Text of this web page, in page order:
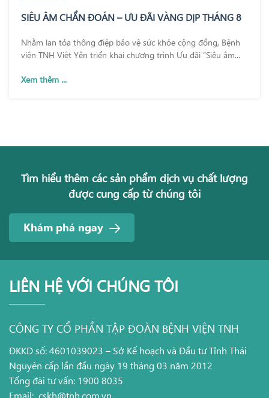
SIÊU ÂM CHẨN ĐOÁN – ƯU ĐÃI VÀNG DỊP THÁNG 8
Nhằm lan tỏa thông điệp bảo vệ sức khỏe cộng đồng, Bệnh
viện TNH Việt Yên triển khai chương trình Ưu đãi “Siêu âm...
Xem thêm ...
Tìm hiểu thêm các sản phẩm dịch vụ chất lượng
được cung cấp từ chúng tôi
Khám phá ngay
LIÊN HỆ VỚI CHÚNG TÔI
CÔNG TY CỔ PHẦN TẬP ĐOÀN BỆNH VIỆN TNH
ĐKKD số: 4601039023 – Sở Kế hoạch và Đầu tư Tỉnh Thái
Nguyên cấp lần đầu ngày 19 tháng 03 năm 2012
Tổng đài tư vấn: 1900 8035
Email: cskh@tnh.com.vn